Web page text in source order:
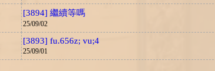
[3894] 繼續等嗎
25/09/02
[3893] fu.656z; vu;4
25/09/01